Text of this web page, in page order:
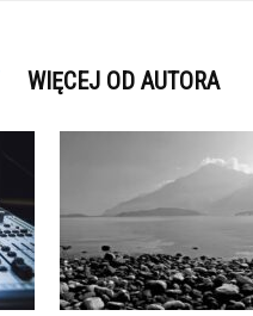
WIĘCEJ OD AUTORA